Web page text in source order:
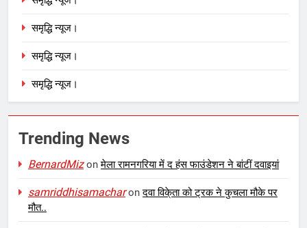
समृद्धि न्यूज।
समृद्धि न्यूज।
समृद्धि न्यूज।
Trending News
BernardMizonमेला रामनगरिया में द हंस फाउंडेशन ने बांटीं दवाइयां
samriddhisamacharonदवा विके्ता को ट्रक ने कुचला मौके पर
मौत..